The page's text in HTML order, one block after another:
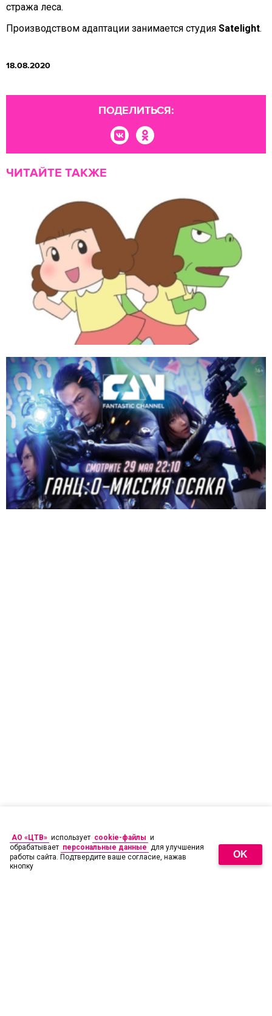
стража леса.
Производством адаптации занимается студия Satelight.
18.08.2020
ПОДЕЛИТЬСЯ:
ЧИТАЙТЕ ТАКЖЕ
АО «ЦТВ» использует cookie-файлы и
обрабатывает персональные данные для улучшения
работы сайта. Подтвердите ваше согласие, нажав
кнопку
OK